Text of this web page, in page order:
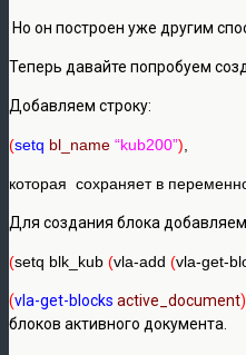
Но он построен уже другим
Теперь давайте попробуем
Добавляем строку:
(setq bl_name “kub200”)
которая сохраняет в
Для создания блока
(setq blk_kub (vla-add (vla-get-
(vla-get-blocks active_document)
блоков активного документа.